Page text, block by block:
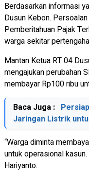
Berdasarkan informasi
Dusun Kebon.
Pemberitahuan Pajak
warga sekitar
Mantan Ketua RT 04
mengajukan perubahan
membayar Rp100 ribu
Baca Juga :
Jaringan Listrik
“Warga diminta
untuk operasional
Hariyanto.